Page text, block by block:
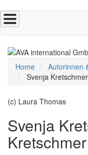
Direkt
zum
Inhalt
Home
Autorinnen
Svenja
(c) Laura Thomas
Svenja
Kretschmer